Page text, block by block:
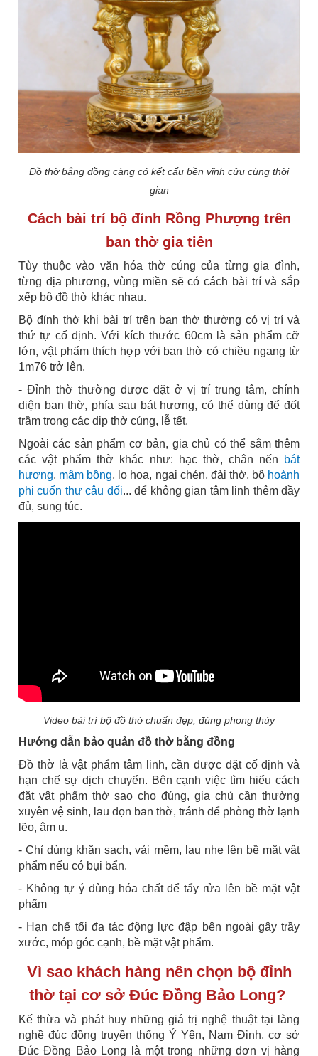
Đồ thờ bằng đồng càng có kết cấu bền vĩnh cửu cùng thời
gian
Cách bài trí bộ đỉnh Rồng Phượng trên
ban thờ gia tiên
Tùy thuộc vào văn hóa thờ cúng của từng gia đình,
từng địa phương, vùng miền sẽ có cách bài trí và sắp
xếp bộ đồ thờ khác nhau.
Bộ đỉnh thờ khi bài trí trên ban thờ thường có vị trí và
thứ tự cố định. Với kích thước 60cm là sản phẩm cỡ
lớn, vật phẩm thích hợp với ban thờ có chiều ngang từ
1m76 trở lên.
- Đỉnhthờ thường được đặt ở vị trí trung tâm, chính
diện ban thờ, phía sau bát hương, có thể dùng để đốt
trầm trong các dịp thờ cúng, lễ tết.
Ngoài các sản phẩm cơ bản, gia chủ có thể sắm thêm
các vật phẩm thờ khác như: hạc thờ, chân nến
bát
hương, mâm bồng, lọ hoa, ngai chén, đài thờ, bộ hoành
phi cuốn thư câu đối... để không gian tâm linh thêm đầy
đủ, sung túc.
Video bài trí bộ đồ thờ chuẩn đẹp, đúng phong thủy
Hướng dẫn bảo quản đồ thờ bằng đồng
Đồ thờ là vật phẩm tâm linh, cần được đặt cố định và
hạn chế sự dịch chuyển. Bên cạnh việc tìm hiểu cách
đặt vật phẩm thờ sao cho đúng, gia chủ cần thường
xuyên vệ sinh, lau dọn ban thờ, tránh để phòng thờ lạnh
lẽo, âm u.
- Chỉ dùng khăn sạch, vải mềm, lau nhẹ lên bề mặt vật
phẩm nếu có bụi bẩn.
- Không tự ý dùng hóa chất để tẩy rửa lên bề mặt vật
phẩm
- Hạn chế tối đa tác động lực đập bên ngoài gây trầy
xước, móp góc cạnh, bề mặt vật phẩm.
Vì sao khách hàng nên chọn bộ đỉnh
thờ tại cơ sở Đúc Đồng Bảo Long?
Kế thừa và phát huy những giá trị nghệ thuật tại làng
nghề đúc đồng truyền thống Ý Yên, Nam Định, cơ sở
Đúc Đồng Bảo Long là một trong những đơn vị hàng